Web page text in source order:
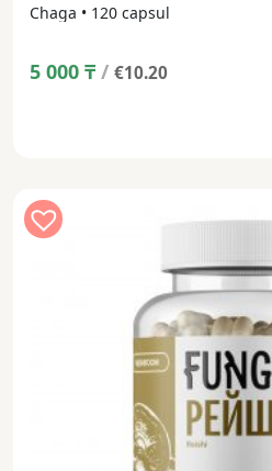
Chaga • 120 capsul
5 000 ₸ / €10.20